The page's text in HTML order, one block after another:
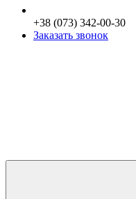
+38 (073) 342-00-30
Заказать звонок